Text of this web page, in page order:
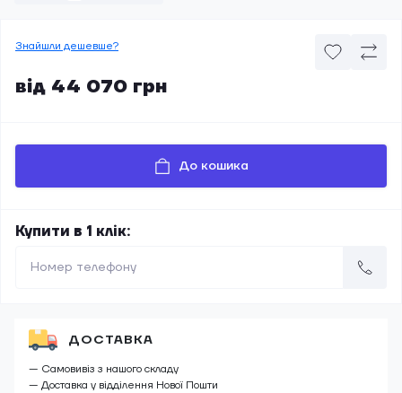
Знайшли дешевше?
від 44 070 грн
До кошика
Купити в 1 клік:
ДОСТАВКА
— Самовивіз з нашого складу
— Доставка у відділення Нової Пошти